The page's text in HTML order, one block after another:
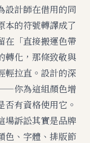
設計師在借用的同
本的符號轉譯成了
在「直接搬運色帶
轉化，那條致敬與
輕拉直。設計的深
你為這組顏色增
有資格使用它。
場訴訟其實是品牌
色、字體、排版節